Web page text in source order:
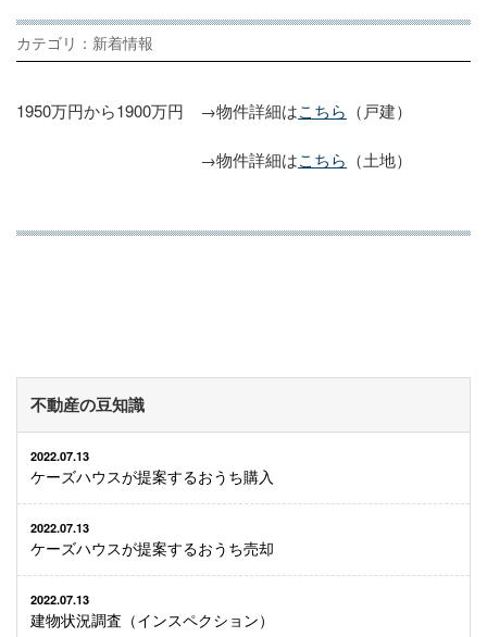
カテゴリ：新着情報
1950万円から1900万円 →物件詳細はこちら （戸建）
→物件詳細はこちら （土地）
不動産の豆知識
2022.07.13
ケーズハウスが提案するおうち購入
2022.07.13
ケーズハウスが提案するおうち売却
2022.07.13
建物状況調査（インスペクション）